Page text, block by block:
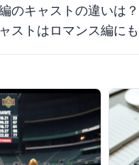
のキャストの違いは？
ストはロマンス編に